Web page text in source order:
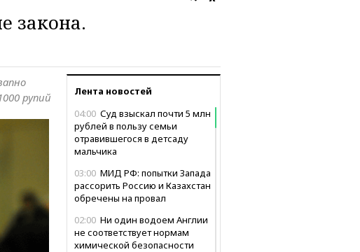
закона.
Лента новостей
04:00 Суд взыскал почти 5 млн
рублей в пользу семьи
отравившегося в детсаду
мальчика
03:00 МИД РФ: попытки Запада
рассорить Россию и Казахстан
обречены на провал
02:00 Ни один водоем Англии
не соответствует нормам
химической безопасности
рупий